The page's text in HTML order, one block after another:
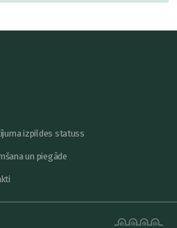
izpildes statuss
un piegāde